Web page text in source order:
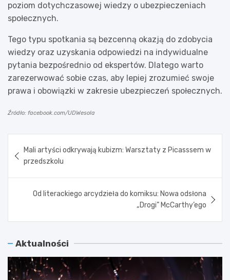
poziom dotychczasowej wiedzy o ubezpieczeniach
społecznych.
Tego typu spotkania są bezcenną okazją do zdobycia
wiedzy oraz uzyskania odpowiedzi na indywidualne
pytania bezpośrednio od ekspertów. Dlatego warto
zarezerwować sobie czas, aby lepiej zrozumieć swoje
prawa i obowiązki w zakresie ubezpieczeń społecznych.
Źródło: facebook.com/UDWesola
wpisu
Mali artyści odkrywają kubizm: Warsztaty z Picasssem w
przedszkolu
Od literackiego arcydzieła do komiksu: Nowa odsłona
„Drogi” McCarthy’ego
Aktualności